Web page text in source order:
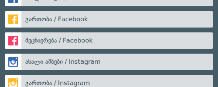
გართობა / Facebook
მეცნიერება / Facebook
ახალი ამბები / Instagram
გართობა / Instagram